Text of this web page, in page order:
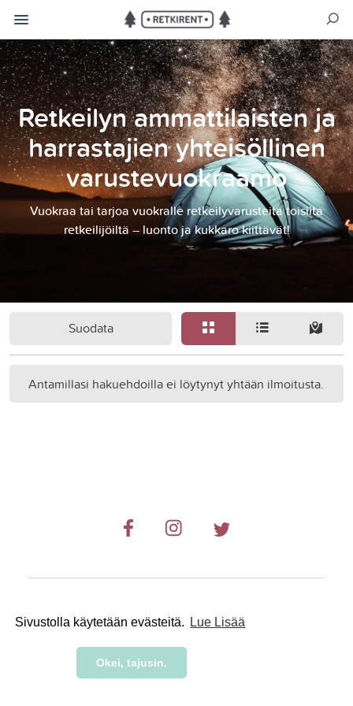
Sivustolla käytetään evästeitä. Lue Lisää
Okei, tajusin.
Retkeilyn ammattilaisten ja
harrastajien yhteisöllinen
varustevuokraamo
Vuokraa tai tarjoa vuokralle retkeilyvarusteita toisilta
retkeilijöiltä – luonto ja kukkaro kiittävät!
Suodata
Antamillasi hakuehdoilla ei löytynyt yhtään ilmoitusta.